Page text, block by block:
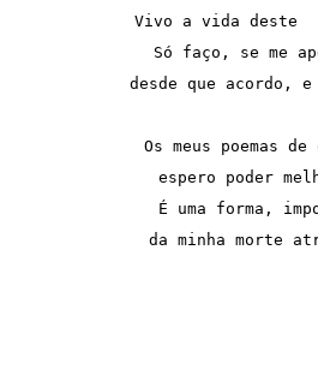
Vivo a vida
Só faço, se me
desde que acordo,
Os meus poemas
espero poder
É uma forma,
da minha morte